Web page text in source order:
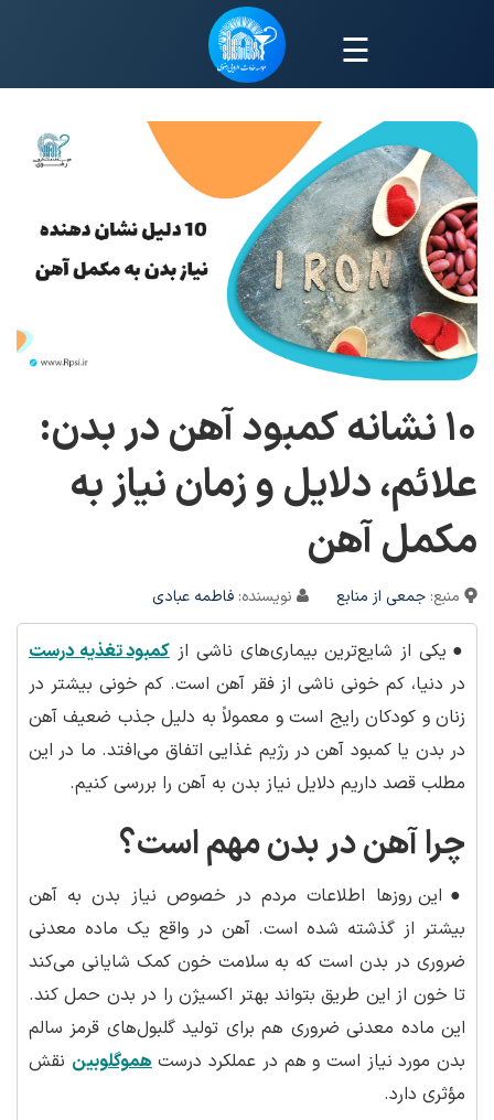
☰
۱۰ نشانه کمبود آهن در بدن:
علائم، دلایل و زمان نیاز به
مکمل آهن
منبع: جمعی از منابع نویسنده: فاطمه عبادی
● یکی از شایع‌ترین بیماری‌های ناشی ازکمبود تغذیه درست
در دنیا، کم خونی ناشی از فقر آهن است. کم خونی بیشتر در
زنان و کودکان رایج است و معمولاً به دلیل جذب ضعیف آهن
در بدن یا کمبود آهن در رژیم غذایی اتفاق می‌افتد. ما در این
مطلب قصد داریم دلایل نیاز بدن به آهن را بررسی کنیم.
چرا آهن در بدن مهم است؟
● این روزها اطلاعات مردم در خصوص نیاز بدن به آهن
بیشتر از گذشته شده است. آهن در واقع یک ماده معدنی
ضروری در بدن است که به سلامت خون کمک شایانی می‌کند
تا خون از این طریق بتواند بهتر اکسیژن را در بدن حمل کند.
این ماده معدنی ضروری هم برای تولید گلبول‌های قرمز سالم
بدن مورد نیاز است و هم در عملکرد درستهموگلوبین نقش
مؤثری دارد.